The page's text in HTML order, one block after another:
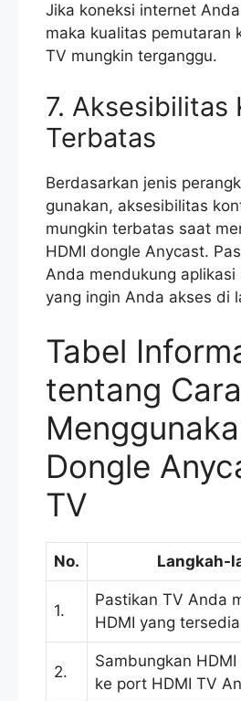
Jika koneksi internet
maka kualitas pemutaran
TV mungkin terganggu.
7. Aksesibilitas
Terbatas
Berdasarkan jenis
gunakan, aksesibilitas
mungkin terbatas saat
HDMI dongle Anycast.
Anda mendukung
yang ingin Anda akses di
Tabel
tentang Cara
Dongle
TV
No. Langkah-
1.
Pastikan TV Anda
HDMI yang tersedia
2.
Sambungkan
ke port HDMI TV